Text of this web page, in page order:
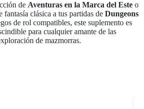
de Aventuras en la Marca del Este o
fantasía clásica a tus partidas de Dungeons
de rol compatibles, este suplemento es
para cualquier amante de las
de mazmorras.